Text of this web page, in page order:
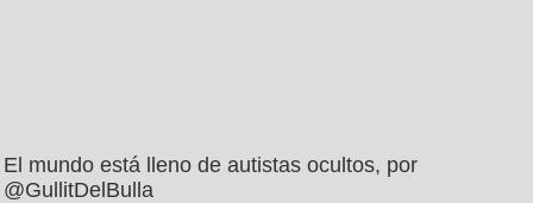
El mundo está lleno de autistas ocultos, por
@GullitDelBulla